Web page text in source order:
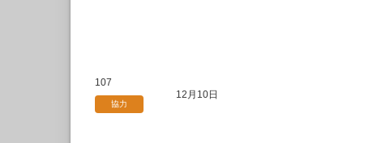
107
協力
12月10日